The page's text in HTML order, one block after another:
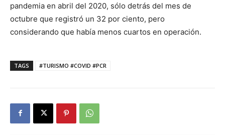
pandemia en abril del 2020, sólo detrás del mes de
octubre que registró un 32 por ciento, pero
considerando que había menos cuartos en operación.
TAGS #TURISMO #COVID #PCR